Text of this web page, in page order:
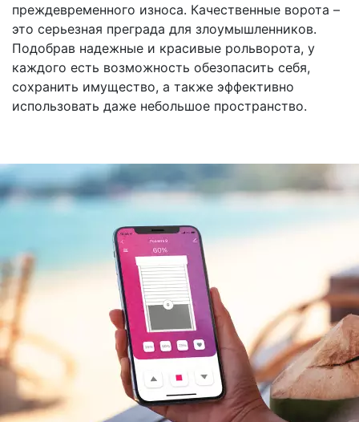
преждевременного износа. Качественные ворота –
это серьезная преграда для злоумышленников.
Подобрав надежные и красивые рольворота, у
каждого есть возможность обезопасить себя,
сохранить имущество, а также эффективно
использовать даже небольшое пространство.